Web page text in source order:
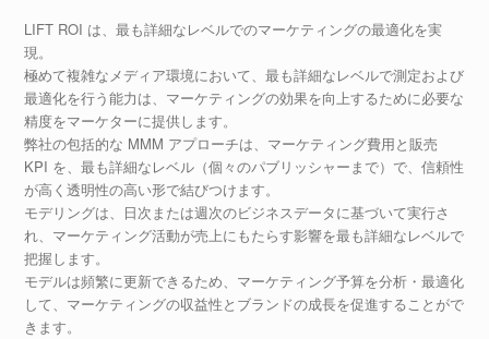
LIFT ROI は、最も詳細なレベルでのマーケティングの最適化を実
現。
極めて複雑なメディア環境において、最も詳細なレベルで測定および
最適化を行う能力は、マーケティングの効果を向上するために必要な
精度をマーケターに提供します。
弊社の包括的な MMM アプローチは、マーケティング費用と販売
KPI を、最も詳細なレベル（個々のパブリッシャーまで）で、信頼性
が高く透明性の高い形で結びつけます。
モデリングは、日次または週次のビジネスデータに基づいて実行さ
れ、マーケティング活動が売上にもたらす影響を最も詳細なレベルで
把握します。
モデルは頻繁に更新できるため、マーケティング予算を分析・最適化
して、マーケティングの収益性とブランドの成長を促進することがで
きます。